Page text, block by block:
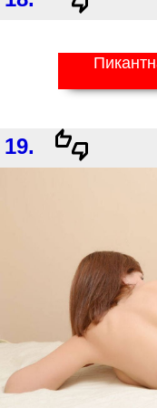
19.